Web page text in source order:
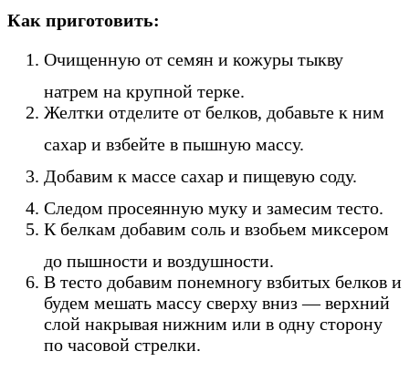
Как приготовить:
Очищенную от семян и кожуры тыкву
натрем на крупной терке.
Желтки отделите от белков, добавьте к ним
сахар и взбейте в пышную массу.
Добавим к массе сахар и пищевую соду.
Следом просеянную муку и замесим тесто.
К белкам добавим соль и взобьем миксером
до пышности и воздушности.
В тесто добавим понемногу взбитых белков и
будем мешать массу сверху вниз — верхний
слой накрывая нижним или в одну сторону
по часовой стрелки.